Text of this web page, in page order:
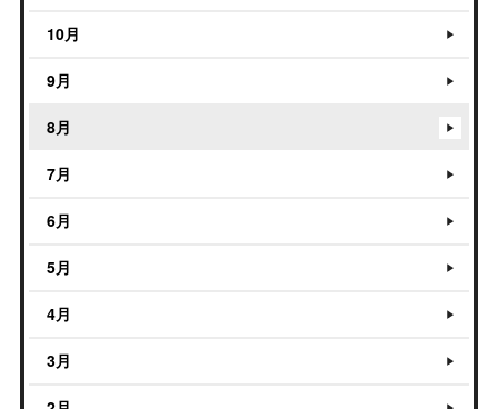
10月
9月
8月
7月
6月
5月
4月
3月